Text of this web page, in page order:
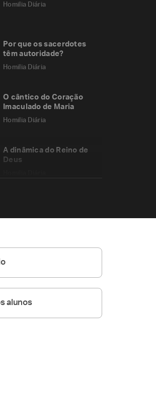
Homilia Diária
Por que os sacerdotes
têm autoridade?
Homilia Diária
O cântico do Coração
Imaculado de Maria
Homilia Diária
A dinâmica do Reino de
Deus
alunos